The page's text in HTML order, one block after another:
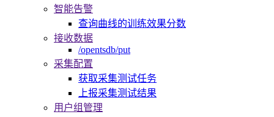
智能告警
查询曲线的训练效果分数
接收数据
/opentsdb/put
采集配置
获取采集测试任务
上报采集测试结果
用户组管理